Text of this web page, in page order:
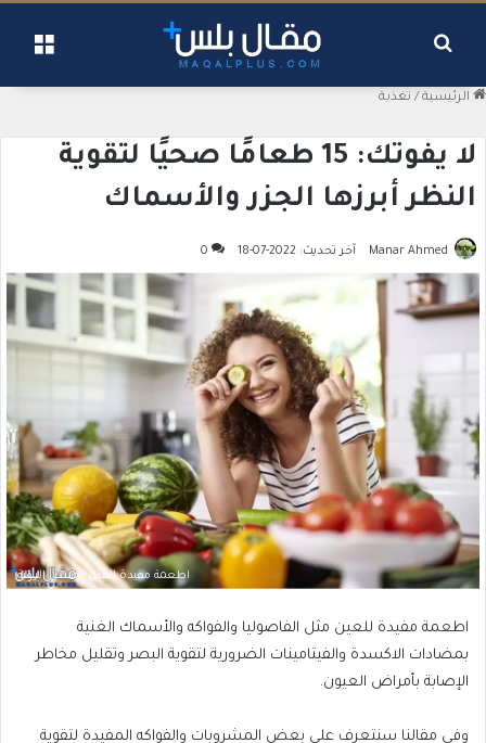
الرئيسية / تغذية
لا يفوتك: 15 طعامًا صحيًا لتقوية
النظر أبرزها الجزر والأسماك
Manar Ahmed آخر تحديث: 2022-07-18 0
اطعمة مفيدة للعين تحسن الرؤية
اطعمة مفيدة للعين مثل الفاصوليا والفواكه والأسماك الغنية
بمضادات الاكسدة والفيتامينات الضرورية لتقوية البصر وتقليل مخاطر
الإصابة بأمراض العيون.
وفي مقالنا سنتعرف على بعض المشروبات والفواكه المفيدة لتقوية